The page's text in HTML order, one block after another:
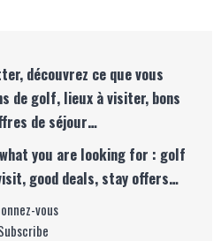
découvrez ce que vous
de golf, lieux à visiter, bons
de séjour…
you are looking for : golf
good deals, stay offers…
vous